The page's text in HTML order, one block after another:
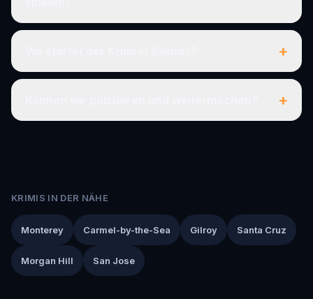
+
+
KRIMIS IN DER NÄHE
Monterey Carmel-by-the-Sea Gilroy Santa Cruz
Morgan Hill San Jose